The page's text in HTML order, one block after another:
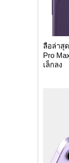
ลือล่าสุ
Pro
เล็กลง